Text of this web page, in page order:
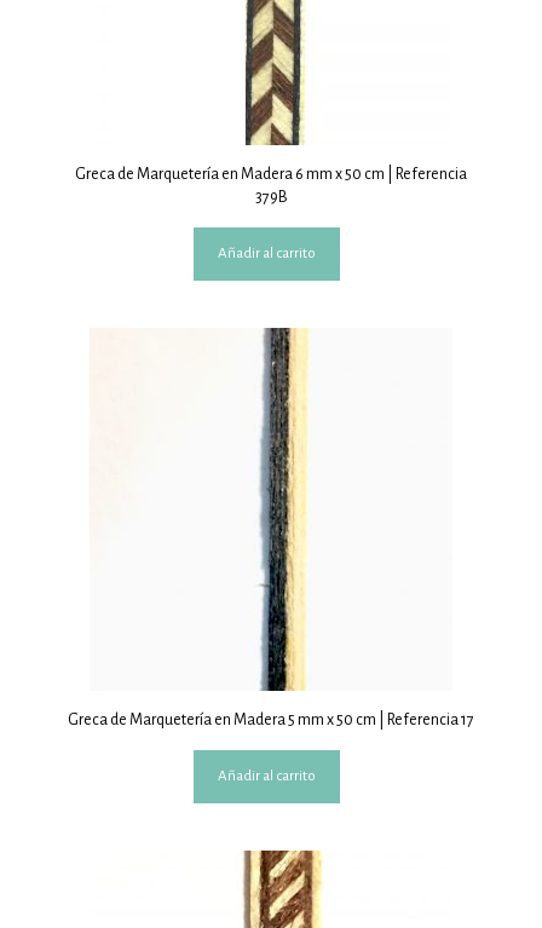
Greca de Marquetería en Madera 6 mm x 50 cm | Referencia
379B
Añadir al carrito
Greca de Marquetería en Madera 5 mm x 50 cm | Referencia 17
Añadir al carrito